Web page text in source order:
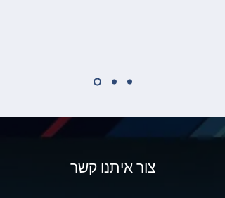
צור איתנו קשר